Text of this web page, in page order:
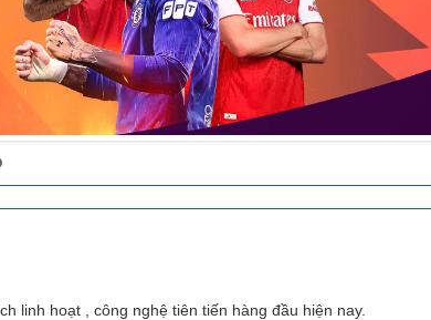
linh hoạt , công nghệ tiên tiến hàng đầu hiện nay.